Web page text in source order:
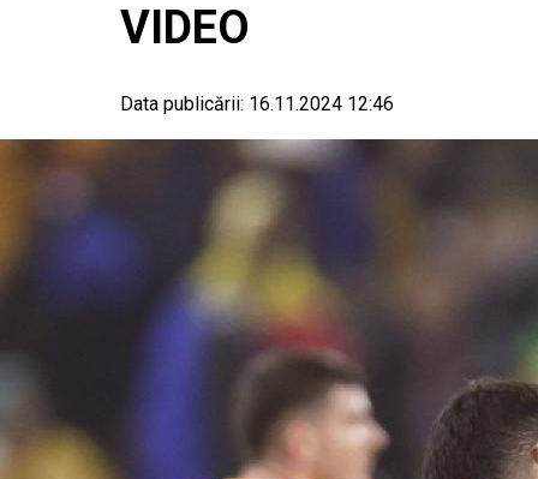
VIDEO
Data publicării: 16.11.2024 12:46